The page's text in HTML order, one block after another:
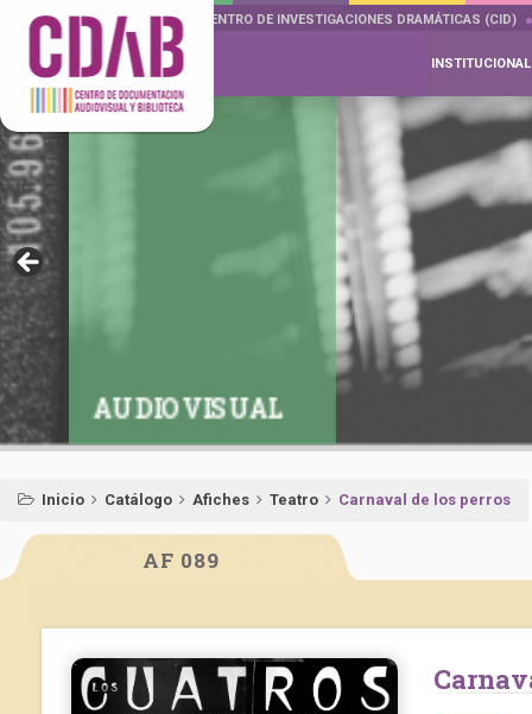
DOCUMENTA DRAMÁTICAS CENTRO DE INVESTIGACIONES DRAMÁTICAS (CID)
INSTITUCIONAL
AUDIOVISUAL
Inicio Catálogo Afiches Teatro Carnaval de los perros
AF 089